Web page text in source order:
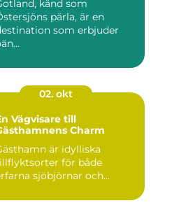
känd som
pärla, är en
som erbjuder
02. okt
Vägvisare till
Charm
är idylliska
för både
sjöbjörnar och...